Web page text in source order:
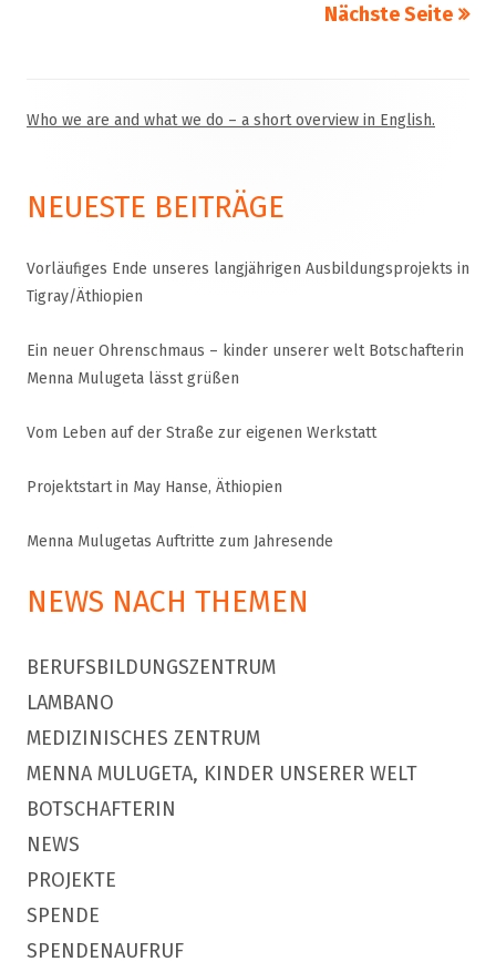
Beiträge
Nächste Seite
Haupt-
Who we are and what we do – a short overview in English.
NEUESTE BEITRÄGE
Vorläufiges Ende unseres langjährigen Ausbildungsprojekts in
Tigray/Äthiopien
Ein neuer Ohrenschmaus – kinder unserer welt Botschafterin
Menna Mulugeta lässt grüßen
Vom Leben auf der Straße zur eigenen Werkstatt
Projektstart in May Hanse, Äthiopien
Menna Mulugetas Auftritte zum Jahresende
NEWS NACH THEMEN
BERUFSBILDUNGSZENTRUM
LAMBANO
MEDIZINISCHES ZENTRUM
MENNA MULUGETA, KINDER UNSERER WELT
BOTSCHAFTERIN
NEWS
PROJEKTE
SPENDE
SPENDENAUFRUF